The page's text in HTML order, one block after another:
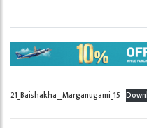
21_Baishakha__Marganugami_15